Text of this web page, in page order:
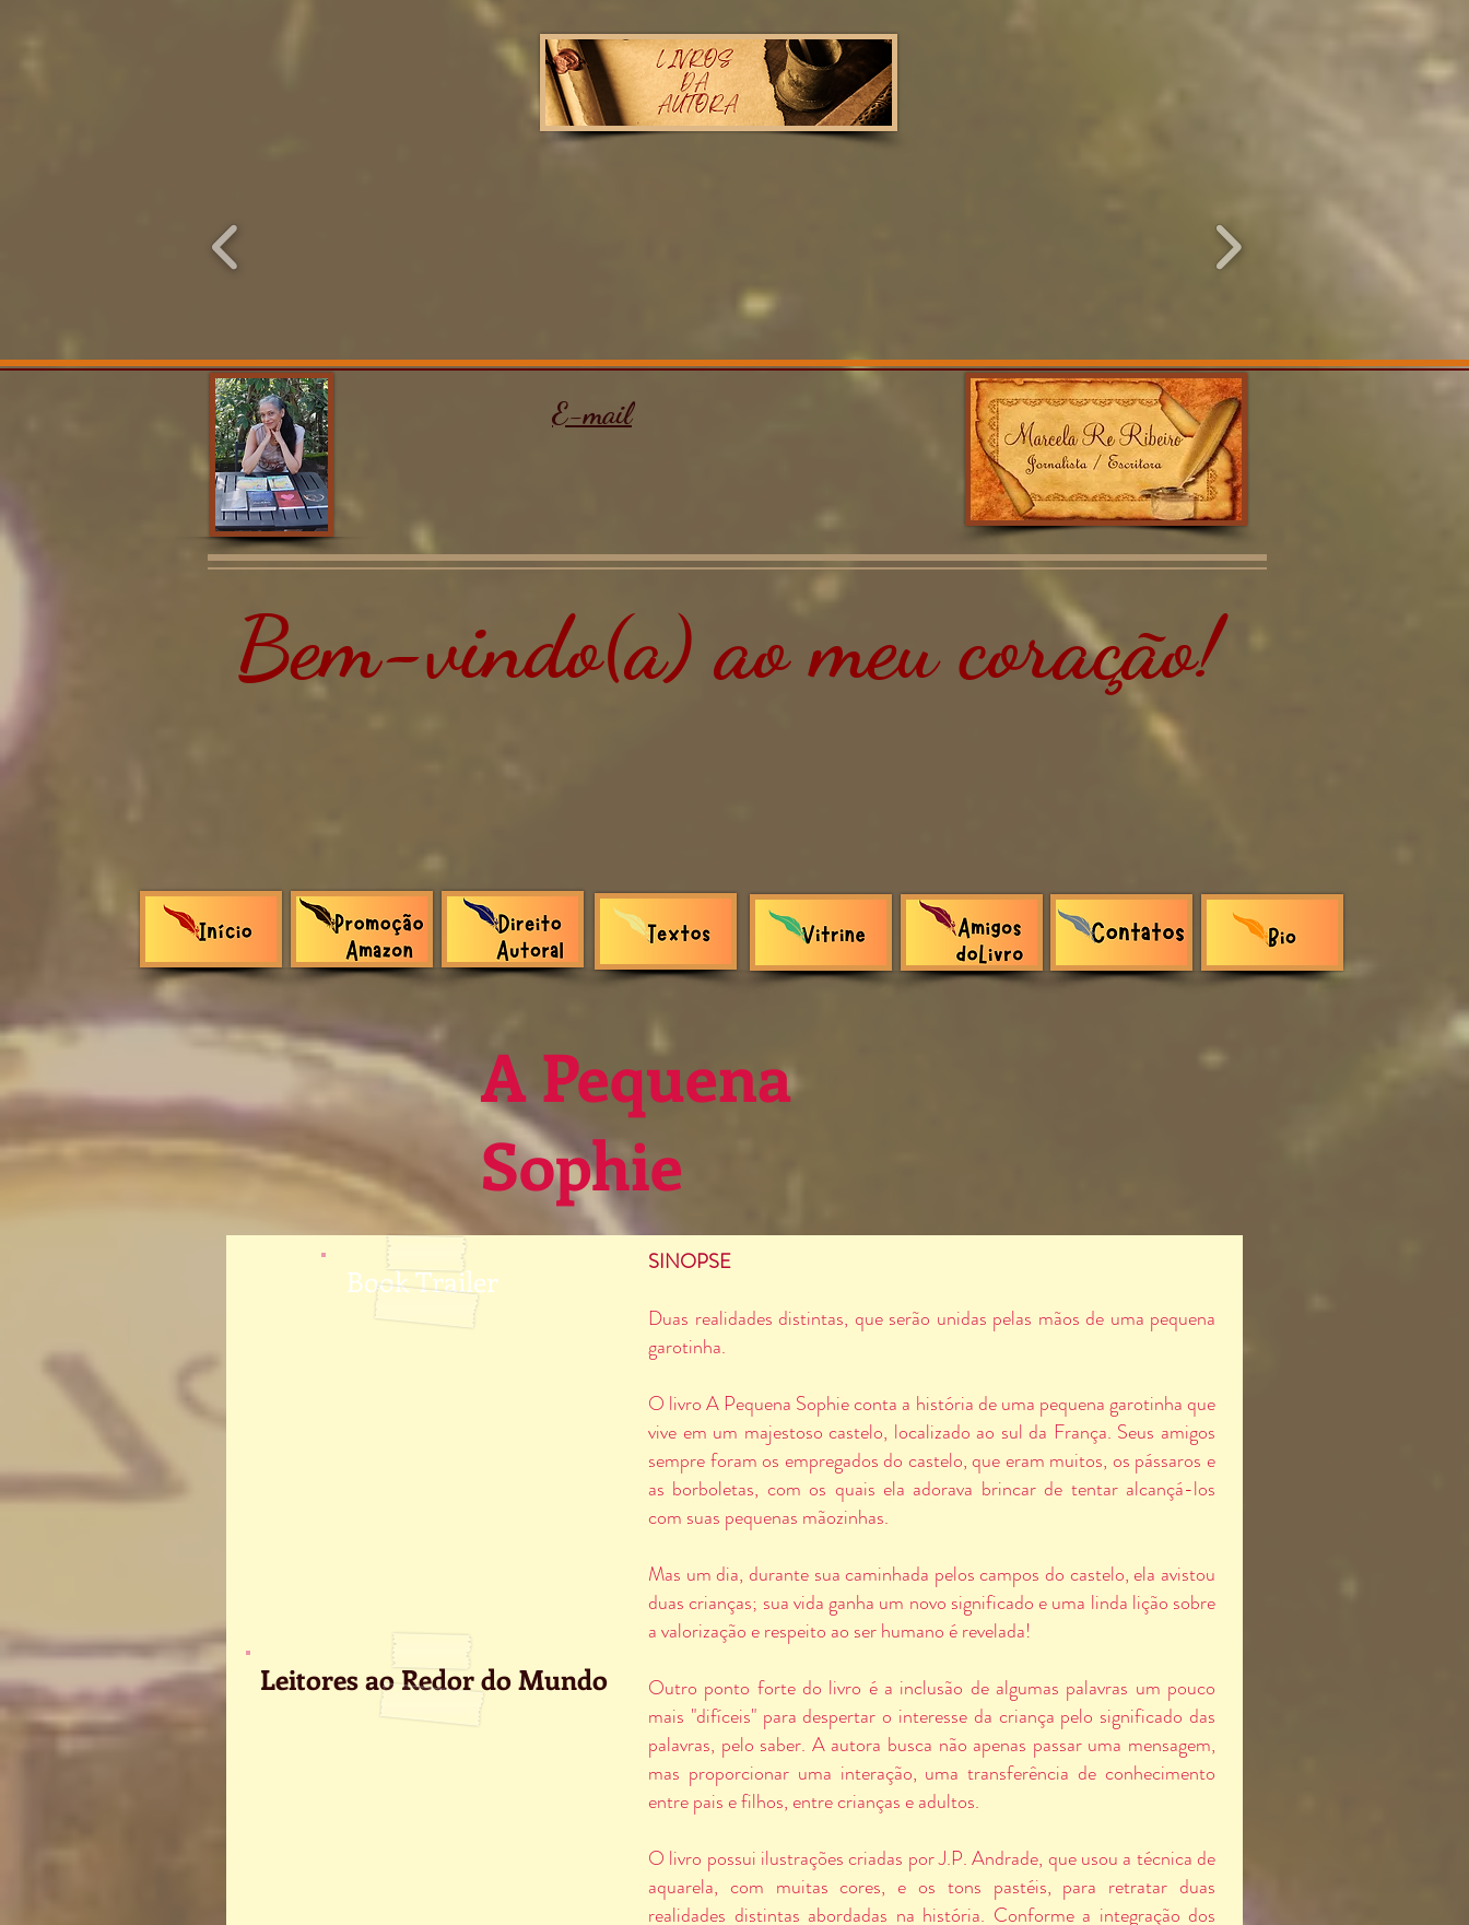
E-mail
Bem-vindo(a) ao meu coração!
A Pequena
Sophie
Book Trailer
Leitores ao Redor do Mundo
SINOPSE
Duas realidades distintas, que serão unidas pelas mãos de uma pequena
garotinha.
O livro A Pequena Sophie conta a história de uma pequena garotinha que
vive em um majestoso castelo, localizado ao sul da França. Seus amigos
sempre foram os empregados do castelo, que eram muitos, os pássaros e
as borboletas, com os quais ela adorava brincar de tentar alcançá-los
com suas pequenas mãozinhas.
Mas um dia, durante sua caminhada pelos campos do castelo, ela avistou
duas crianças; sua vida ganha um novo significado e uma linda lição sobre
a valorização e respeito ao ser humano é revelada!
Outro ponto forte do livro é a inclusão de algumas palavras um pouco
mais "difíceis" para despertar o interesse da criança pelo significado das
palavras, pelo saber. A autora busca não apenas passar uma mensagem,
mas proporcionar uma interação, uma transferência de conhecimento
entre pais e filhos, entre crianças e adultos.
O livro possui ilustrações criadas por J.P. Andrade, que usou a técnica de
aquarela, com muitas cores, e os tons pastéis, para retratar duas
realidades distintas abordadas na história. Conforme a integração dos